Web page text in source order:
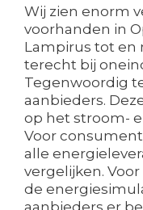
Wij zien enorm
voorhanden in
Lampirus tot en
terecht bij
Tegenwoordig
aanbieders.
op het stroom-
Voor
alle
vergelijken.
de
aanbieders er